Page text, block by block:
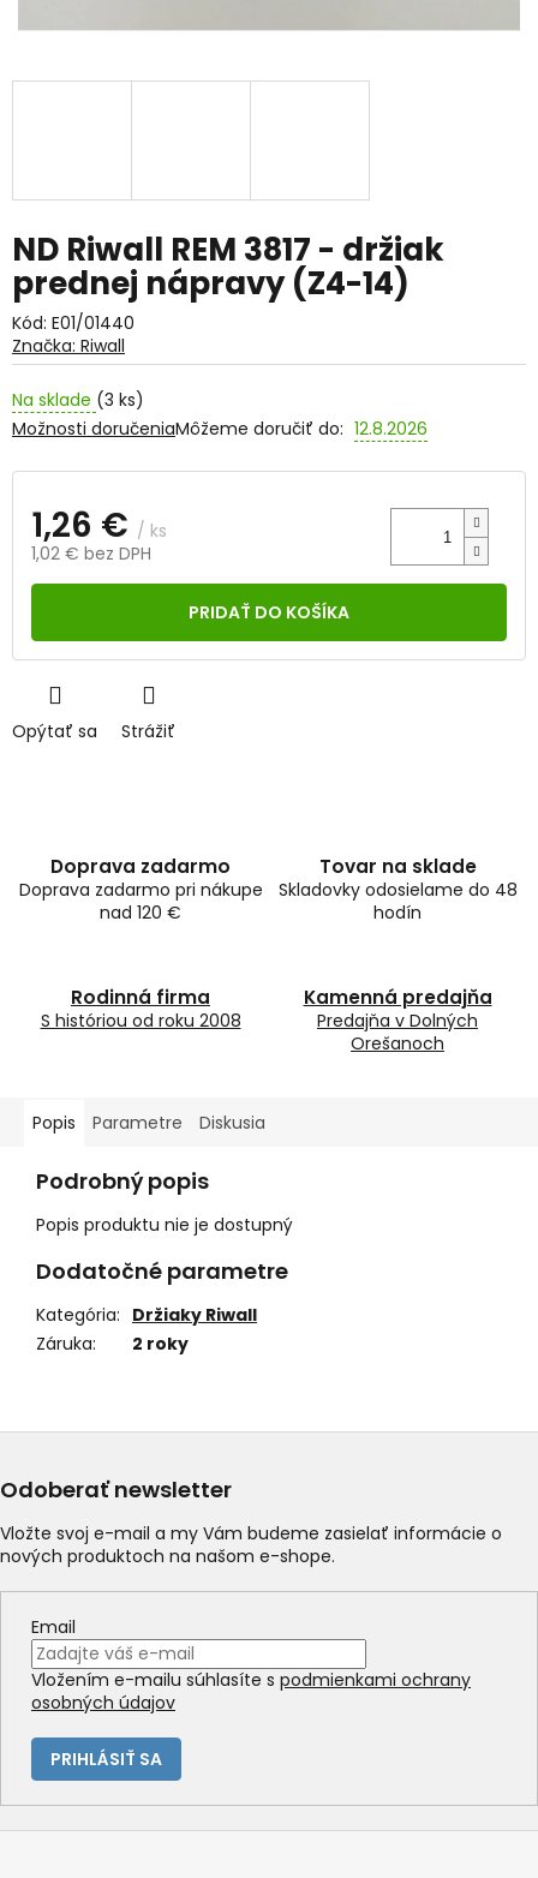
ND Riwall REM 3817 - držiak
prednej nápravy (Z4-14)
Kód: E01/01440
Na sklade (3 ks)
Môžeme doručiť do: 12.8.2026
Možnosti doručenia
1,26 € / ks
1,02 € bez DPH
Jednotková
PRIDAŤ DO KOŠÍKA
Opýtať sa Strážiť
Značka: Riwall
Doprava zadarmo
Doprava zadarmo pri nákupe
nad 120 €
Tovar na sklade
Skladovky odosielame do 48
hodín
Rodinná firma
S históriou od roku 2008
Kamenná predajňa
Predajňa v Dolných
Orešanoch
Popis Parametre Diskusia
Podrobný popis
Popis produktu nie je dostupný
Dodatočné parametre
Kategória: Držiaky Riwall
Záruka: 2 roky
Odoberať newsletter
Vložte svoj e-mail a my Vám budeme zasielať informácie o
nových produktoch na našom e-shope.
Email
Vložením e-mailu súhlasíte s podmienkami ochrany
osobných údajov
PRIHLÁSIŤ SA